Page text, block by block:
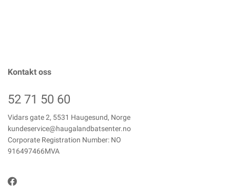
Kontakt oss
52 71 50 60
Vidars gate 2, 5531 Haugesund, Norge
kundeservice@haugalandbatsenter.no
Corporate Registration Number: NO
916497466MVA